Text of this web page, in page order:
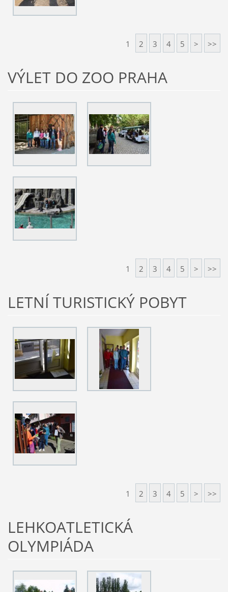
1 2 3 4 5 > >>
VÝLET DO ZOO PRAHA
1 2 3 4 5 > >>
LETNÍ TURISTICKÝ POBYT
1 2 3 4 5 > >>
LEHKOATLETICKÁ
OLYMPIÁDA